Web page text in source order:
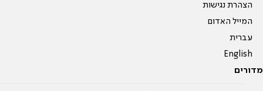
הצהרת נגישות
המייל האדום
עברית
English
מדורים